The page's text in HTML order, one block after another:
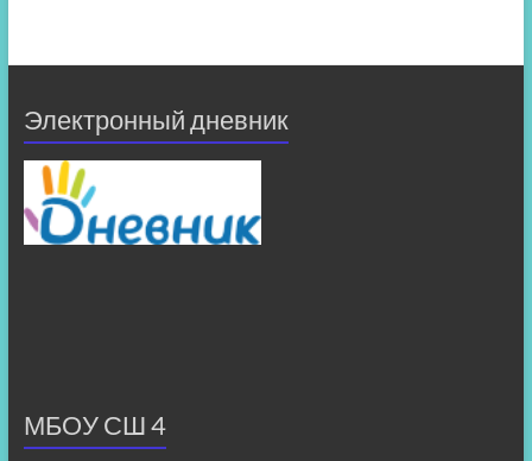
Электронный дневник
МБОУ СШ 4